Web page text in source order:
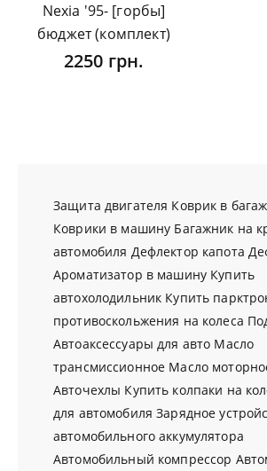
Nexia '95- [горбы]
бюджет (комплект)
2250 грн.
Защита двигателя Коврик в
Коврики в машину Багажник на
автомобиля Дефлектор капота
Ароматизатор в машину Купить
автохолодильник Купить
противоскольжения на колеса
Автоаксессуары для авто Масло
трансмиссионное Масло
Авточехлы Купить колпаки на
для автомобиля Зарядное
автомобильного аккумулятора
Автомобильный компрессор